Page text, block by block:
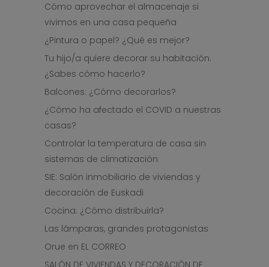
Cómo aprovechar el almacenaje si
vivimos en una casa pequeña
¿Pintura o papel? ¿Qué es mejor?
Tu hijo/a quiere decorar su habitación.
¿Sabes cómo hacerlo?
Balcones: ¿Cómo decorarlos?
¿Cómo ha afectado el COVID a nuestras
casas?
Controlar la temperatura de casa sin
sistemas de climatización
SIE: Salón inmobiliario de viviendas y
decoración de Euskadi
Cocina: ¿Cómo distribuirla?
Las lámparas, grandes protagonistas
Orue en EL CORREO